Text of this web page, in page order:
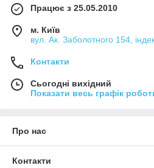
Працює з 25.05.2010
м. Київ
вул. Ак. Заболотного 154,
Контакти
Сьогодні вихідний
Показати весь графік
Про нас
Контакти